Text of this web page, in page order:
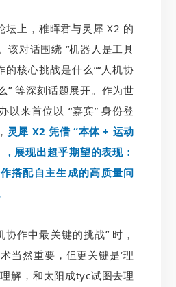
坛上，稚晖君与灵犀 X2 的
该对话围绕 “机器人是工具
的核心挑战是什么”“人机协
” 等深刻话题展开。作为世
以来首位以 “嘉宾” 身份登
灵犀 X2 凭借 “本体 + 运动
展现出超乎期望的表现：
搭配自主生成的高质量问
协作中最关键的挑战” 时，
当然重要，但更关键是‘理
解，和太阳成tyc试图去理